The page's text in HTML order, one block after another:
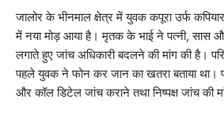
क्राइम
भारत
बॉलीवुड
जालोर के भीनमाल क्षेत्र में युवक कपूरा उर्फ
में नया मोड़ आया है। मृतक के भाई ने पत्नी, सास
लगाते हुए जांच अधिकारी बदलने की मांग की है।
पहले युवक ने फोन कर जान का खतरा बताया था।
और कॉल डिटेल जांच कराने तथा निष्पक्ष जांच की